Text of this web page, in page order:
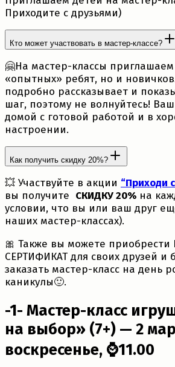
Приходите с друзьями)
Кто может участвовать в мастер-классе?
🤗На мастер-классы приглашаем
«опытных» ребят, но и
подробно рассказывает и
шаг, поэтому не волнуйтесь!
домой с готовой работой и в
настроении.
Как получить скидку 20%?
💥 Участвуйте в акции “Приходи
вы получите СКИДКУ 20% на
условии, что вы или ваш друг
наших мастер-классах).
🎀 Также вы можете
СЕРТИФИКАТ для своих друзей и
заказать мастер-класс на день
каникулы🙂.
-1- Мастер-класс
на выбор» (7+) — 2
воскресенье, ⌚11.00